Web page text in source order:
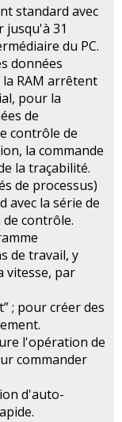
standard avec
jusqu'à 31
du PC.
données
RAM arrêtent
pour la
de
contrôle de
la commande
la traçabilité.
de processus)
avec la série de
de contrôle.
de travail, y
vitesse, par
; pour créer des
l'opération de
commander
d'auto-